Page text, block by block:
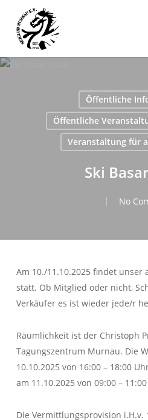
main
content
Öffentliche
Öffentliche
Veranstaltung für
Ski
No
Am 10./11.10.2025 findet unser
statt. Ob Mitglied oder nicht,
Verkäufer es ist wieder jede/r
Räumlichkeit ist der Christoph
Tagungszentrum Murnau. Die
10.10.2025 von 16:00 – 18:00
am 11.10.2025 von 09:00 –
Die Vermittlungsprovision i.H.v.